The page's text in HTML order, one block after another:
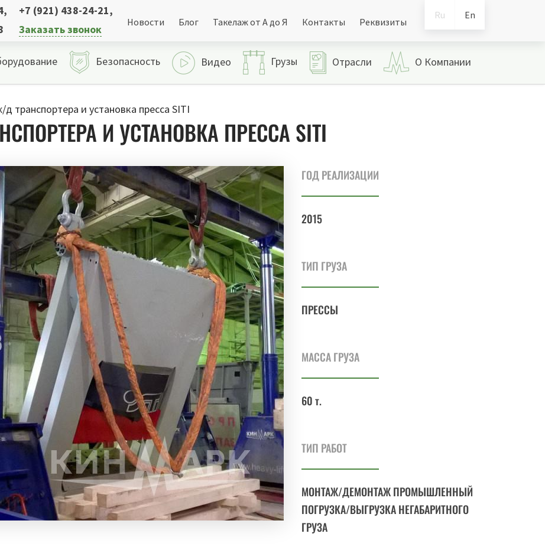
Ru En
, +7 (921) 438-24-21,
Заказать звонок
Новости Блог Такелаж от А до Я Контакты Реквизиты
Безопасность Видео Грузы Отрасли О Компании
д транспортера и установка пресса SITI
И УСТАНОВКА ПРЕССА SITI
ГОД РЕАЛИЗАЦИИ
2015
ТИП ГРУЗА
ПРЕССЫ
МАССА ГРУЗА
60 т.
ТИП РАБОТ
МОНТАЖ/ДЕМОНТАЖ ПРОМЫШЛЕННЫЙ
ПОГРУЗКА/ВЫГРУЗКА НЕГАБАРИТНОГО
ГРУЗА